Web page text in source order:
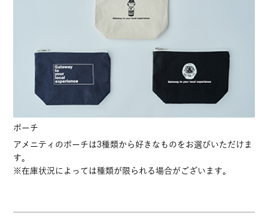
ポーチ
アメニティのポーチは3種類から好きなものをお選びいただけま
す。
※在庫状況によっては種類が限られる場合がございます。